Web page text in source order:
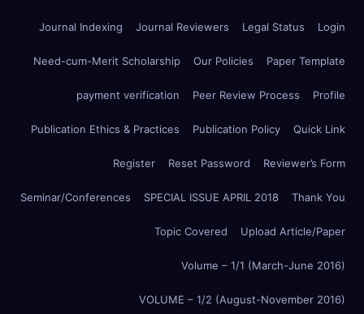
Journal Indexing Journal Reviewers Legal Status Login
Need-cum-Merit Scholarship Our Policies Paper Template
payment verification Peer Review Process Profile
Publication Ethics & Practices Publication Policy Quick Link
Register Reset Password Reviewer’s Form
Seminar/Conferences SPECIAL ISSUE APRIL 2018 Thank You
Topic Covered Upload Article/Paper
Volume – 1/1 (March-June 2016)
VOLUME – 1/2 (August-November 2016)